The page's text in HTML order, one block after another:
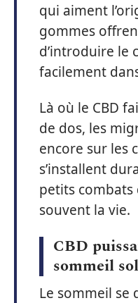
qui aiment
gommes
d’introduire le
facilement
Là où le CBD
de dos, les
encore sur les
s’installent
petits
souvent la vie.
CBD
sommeil
Le sommeil se